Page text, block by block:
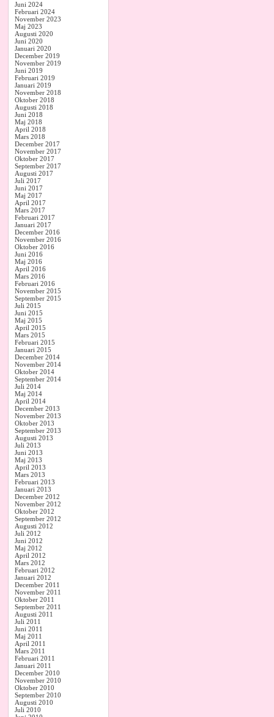
Juni 2024
Februari 2024
November 2023
Maj 2023
Augusti 2020
Juni 2020
Januari 2020
December 2019
November 2019
Juni 2019
Februari 2019
Januari 2019
November 2018
Oktober 2018
Augusti 2018
Juni 2018
Maj 2018
April 2018
Mars 2018
December 2017
November 2017
Oktober 2017
September 2017
Augusti 2017
Juli 2017
Juni 2017
Maj 2017
April 2017
Mars 2017
Februari 2017
Januari 2017
December 2016
November 2016
Oktober 2016
Juni 2016
Maj 2016
April 2016
Mars 2016
Februari 2016
November 2015
September 2015
Juli 2015
Juni 2015
Maj 2015
April 2015
Mars 2015
Februari 2015
Januari 2015
December 2014
November 2014
Oktober 2014
September 2014
Juli 2014
Maj 2014
April 2014
December 2013
November 2013
Oktober 2013
September 2013
Augusti 2013
Juli 2013
Juni 2013
Maj 2013
April 2013
Mars 2013
Februari 2013
Januari 2013
December 2012
November 2012
Oktober 2012
September 2012
Augusti 2012
Juli 2012
Juni 2012
Maj 2012
April 2012
Mars 2012
Februari 2012
Januari 2012
December 2011
November 2011
Oktober 2011
September 2011
Augusti 2011
Juli 2011
Juni 2011
Maj 2011
April 2011
Mars 2011
Februari 2011
Januari 2011
December 2010
November 2010
Oktober 2010
September 2010
Augusti 2010
Juli 2010